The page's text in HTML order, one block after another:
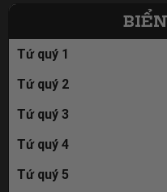
Tứ quý 1
Tứ quý 2
Tứ quý 3
Tứ quý 4
Tứ quý 5